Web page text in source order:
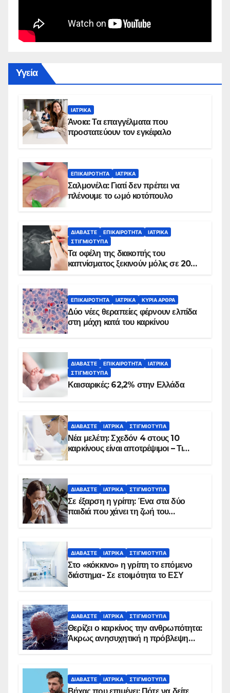
Yγεία
ΙΑΤΡΙΚΆ
Άνοια: Τα επαγγέλματα που
προστατεύουν τον εγκέφαλο
ΕΠΙΚΑΙΡΌΤΗΤΑ ΙΑΤΡΙΚΆ
Σαλμονέλα: Γιατί δεν πρέπει να
πλένουμε το ωμό κοτόπουλο
ΔΙΑΒΆΣΤΕ ΕΠΙΚΑΙΡΌΤΗΤΑ
ΙΑΤΡΙΚΆ
ΣΤΙΓΜΙΌΤΥΠΑ
Τα οφέλη της διακοπής του
καπνίσματος ξεκινούν μόλις σε 20
ΕΠΙΚΑΙΡΌΤΗΤΑ ΙΑΤΡΙΚΆ ΚΥΡΙΑ ΑΡΘΡΑ
Δύο νέες θεραπείες φέρνουν ελπίδα
στη μάχη κατά του καρκίνου
ΔΙΑΒΆΣΤΕ ΕΠΙΚΑΙΡΌΤΗΤΑ
ΙΑΤΡΙΚΆ
ΣΤΙΓΜΙΌΤΥΠΑ
Καισαρικές: 62,2% στην Ελλάδα
ΔΙΑΒΆΣΤΕ ΙΑΤΡΙΚΆ ΣΤΙΓΜΙΌΤΥΠΑ
Νέα μελέτη: Σχεδόν 4 στους 10
καρκίνους είναι αποτρέψιμοι – Τι
ΔΙΑΒΆΣΤΕ ΙΑΤΡΙΚΆ ΣΤΙΓΜΙΌΤΥΠΑ
Σε έξαρση η γρίπη: Ένα στα δύο
παιδιά που χάνει τη ζωή του
ΔΙΑΒΆΣΤΕ ΙΑΤΡΙΚΆ ΣΤΙΓΜΙΌΤΥΠΑ
Στο «κόκκινο» η γρίπη το επόμενο
διάστημα- Σε ετοιμότητα το ΕΣΥ
ΔΙΑΒΆΣΤΕ ΙΑΤΡΙΚΆ ΣΤΙΓΜΙΌΤΥΠΑ
Θερίζει ο καρκίνος την ανθρωπότητα:
Άκρως ανησυχητική η πρόβλεψη…
ΔΙΑΒΆΣΤΕ ΙΑΤΡΙΚΆ ΣΤΙΓΜΙΌΤΥΠΑ